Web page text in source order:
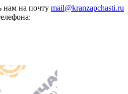
нам на почту mail@kranzapchasti.ru